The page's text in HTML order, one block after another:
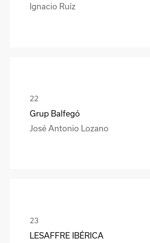
Ignacio Ruíz
Grup Balfegó
José Antonio Lozano
LESAFFRE IBÉRICA